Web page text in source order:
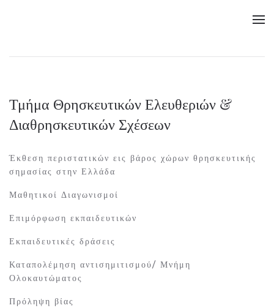
Τμήμα Θρησκευτικών Ελευθεριών &
Διαθρησκευτικών Σχέσεων
Έκθεση περιστατικών εις βάρος χώρων θρησκευτικής
σημασίας στην Ελλάδα
Μαθητικοί Διαγωνισμοί
Επιμόρφωση εκπαιδευτικών
Εκπαιδευτικές δράσεις
Καταπολέμηση αντισημιτισμού/ Μνήμη
Ολοκαυτώματος
Πρόληψη βίας